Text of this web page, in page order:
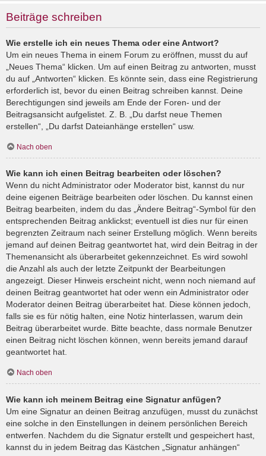
Beiträge schreiben
Wie erstelle ich ein neues Thema oder eine Antwort?
Um ein neues Thema in einem Forum zu eröffnen, musst du auf
„Neues Thema“ klicken. Um auf einen Beitrag zu antworten, musst
du auf „Antworten“ klicken. Es könnte sein, dass eine Registrierung
erforderlich ist, bevor du einen Beitrag schreiben kannst. Deine
Berechtigungen sind jeweils am Ende der Foren- und der
Beitragsansicht aufgelistet. Z. B. „Du darfst neue Themen
erstellen“, „Du darfst Dateianhänge erstellen“ usw.
Nach oben
Wie kann ich einen Beitrag bearbeiten oder löschen?
Wenn du nicht Administrator oder Moderator bist, kannst du nur
deine eigenen Beiträge bearbeiten oder löschen. Du kannst einen
Beitrag bearbeiten, indem du das „Ändere Beitrag“-Symbol für den
entsprechenden Beitrag anklickst; eventuell ist dies nur für einen
begrenzten Zeitraum nach seiner Erstellung möglich. Wenn bereits
jemand auf deinen Beitrag geantwortet hat, wird dein Beitrag in der
Themenansicht als überarbeitet gekennzeichnet. Es wird sowohl
die Anzahl als auch der letzte Zeitpunkt der Bearbeitungen
angezeigt. Dieser Hinweis erscheint nicht, wenn noch niemand auf
deinen Beitrag geantwortet hat oder wenn ein Administrator oder
Moderator deinen Beitrag überarbeitet hat. Diese können jedoch,
falls sie es für nötig halten, eine Notiz hinterlassen, warum dein
Beitrag überarbeitet wurde. Bitte beachte, dass normale Benutzer
einen Beitrag nicht löschen können, wenn bereits jemand darauf
geantwortet hat.
Nach oben
Wie kann ich meinem Beitrag eine Signatur anfügen?
Um eine Signatur an deinen Beitrag anzufügen, musst du zunächst
eine solche in den Einstellungen in deinem persönlichen Bereich
entwerfen. Nachdem du die Signatur erstellt und gespeichert hast,
kannst du in jedem Beitrag das Kästchen „Signatur anhängen“